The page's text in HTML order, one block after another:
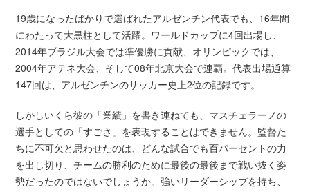
19歳になったばかりで選ばれたアルゼンチン代表でも、16年間
にわたって大黒柱として活躍。ワールドカップに4回出場し、
2014年ブラジル大会では準優勝に貢献、オリンピックでは、
2004年アテネ大会、そして08年北京大会で連覇。代表出場通算
147回は、アルゼンチンのサッカー史上2位の記録です。
しかしいくら彼の「業績」を書き連ねても、マスチェラーノの
選手としての「すごさ」を表現することはできません。監督た
ちに不可欠と思わせたのは、どんな試合でも百パーセントの力
を出し切り、チームの勝利のために最後の最後まで戦い抜く姿
勢だったのではないでしょうか。強いリーダーシップを持ち、